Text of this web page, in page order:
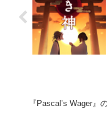
『Pascal’s Wager』